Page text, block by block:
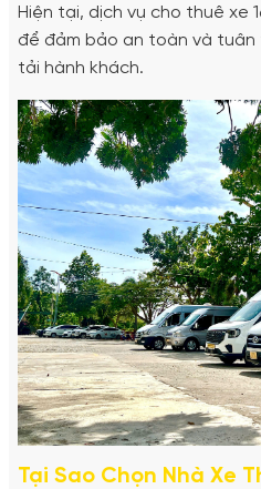
Hiện tại, dịch vụ cho thuê xe
để đảm bảo an toàn và tuân
tải hành khách.
Tại Sao Chọn Nhà Xe